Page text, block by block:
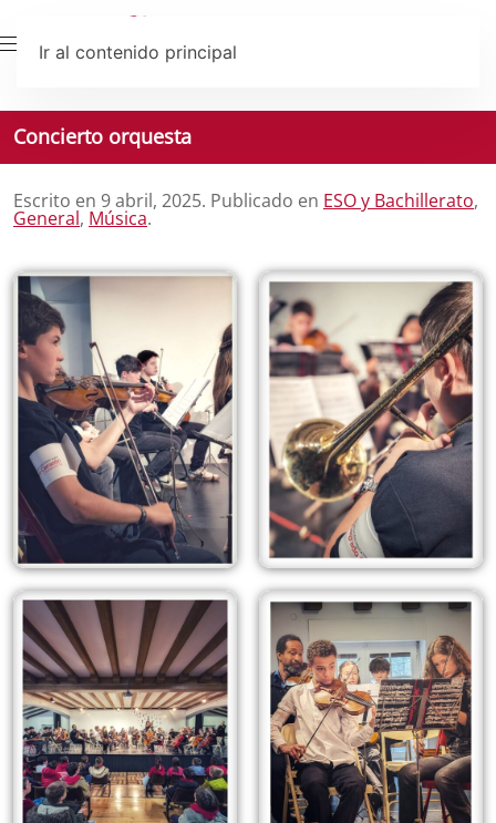
Ir al contenido principal
Concierto orquesta
Escrito en 9 abril, 2025. Publicado en ESO y Bachillerato,
General, Música.